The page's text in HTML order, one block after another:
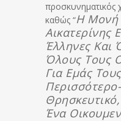
προσκυνηματικός
καθώς “Η Μονή
Αικατερίνης
Έλληνες Και
Όλους Τους
Για Εμάς
Ένα